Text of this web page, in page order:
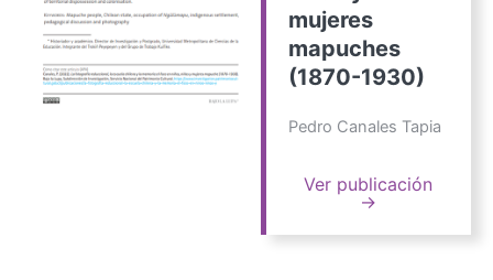
mujeres
mapuches
(1870-1930)
Pedro Canales Tapia
Ver publicación
→